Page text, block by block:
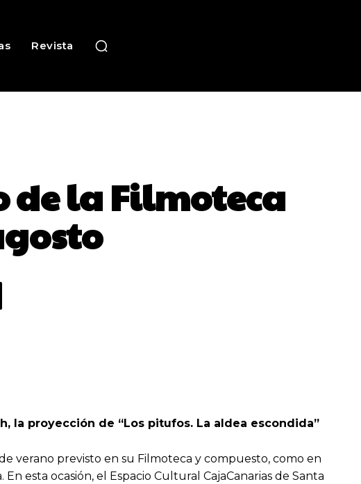
Revista
de la Filmoteca
la proyección de “Los pitufos. La aldea escondida”
verano previsto en su Filmoteca y compuesto, como en
esta ocasión, el Espacio Cultural CajaCanarias de Santa